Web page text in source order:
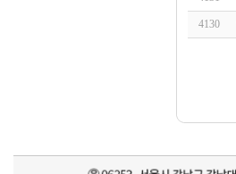
4130